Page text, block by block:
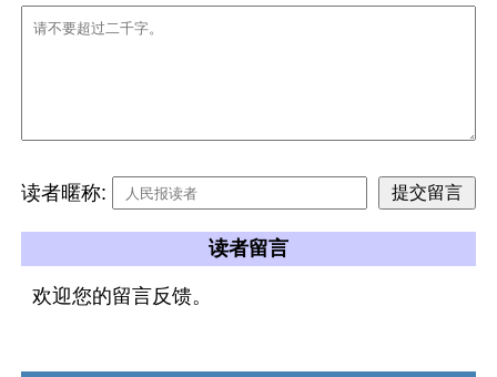
读者暱称:
读者留言
欢迎您的留言反馈。